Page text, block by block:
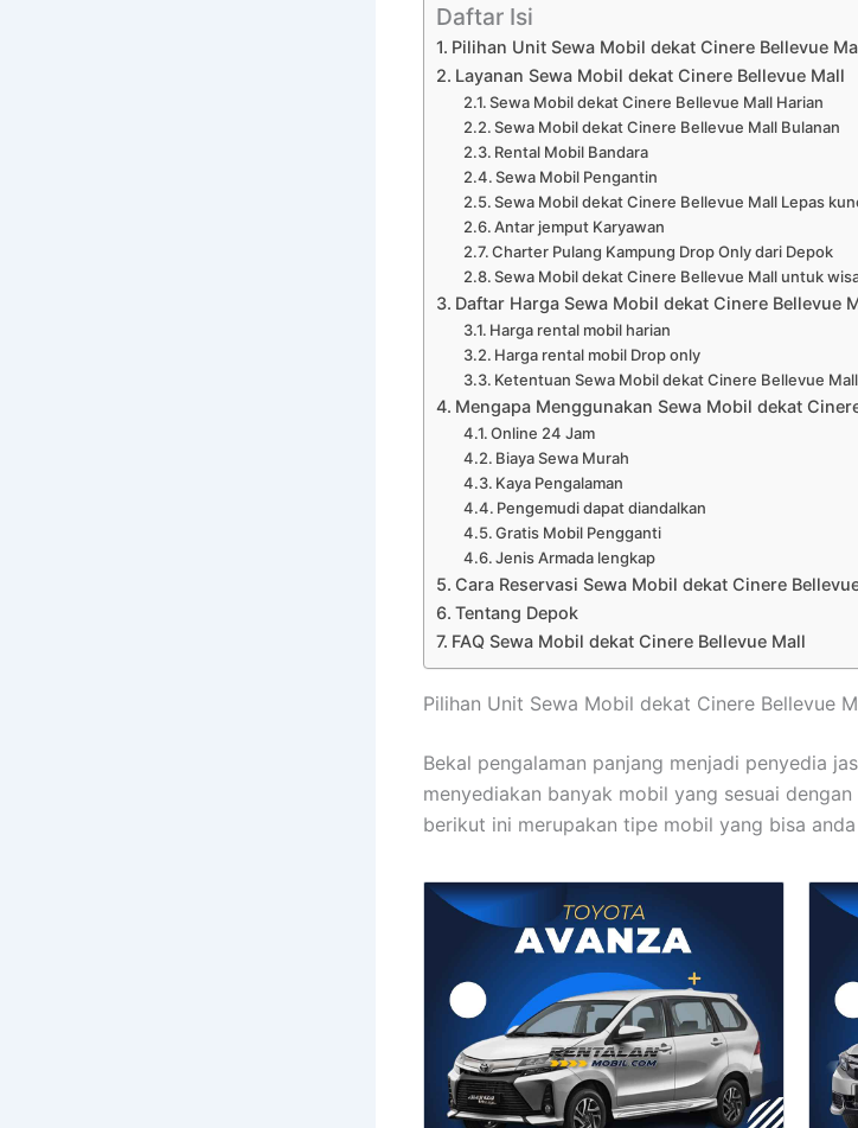
Daftar Isi
Pilihan Unit Sewa Mobil dekat Cinere Bellevue
Layanan Sewa Mobil dekat Cinere Bellevue Mall
Sewa Mobil dekat Cinere Bellevue Mall Harian
Sewa Mobil dekat Cinere Bellevue Mall Bulanan
Rental Mobil Bandara
Sewa Mobil Pengantin
Sewa Mobil dekat Cinere Bellevue Mall Lepas
Antar jemput Karyawan
Charter Pulang Kampung Drop Only dari Depok
Sewa Mobil dekat Cinere Bellevue Mall untuk
Daftar Harga Sewa Mobil dekat Cinere Bellevue
Harga rental mobil harian
Harga rental mobil Drop only
Ketentuan Sewa Mobil dekat Cinere Bellevue Mall
Mengapa Menggunakan Sewa Mobil dekat
Online 24 Jam
Biaya Sewa Murah
Kaya Pengalaman
Pengemudi dapat diandalkan
Gratis Mobil Pengganti
Jenis Armada lengkap
Cara Reservasi Sewa Mobil dekat Cinere
Tentang Depok
FAQ Sewa Mobil dekat Cinere Bellevue Mall
Pilihan Unit Sewa Mobil dekat Cinere Bellevue
Bekal pengalaman panjang menjadi penyedia
menyediakan banyak mobil yang sesuai
berikut ini merupakan tipe mobil yang bisa